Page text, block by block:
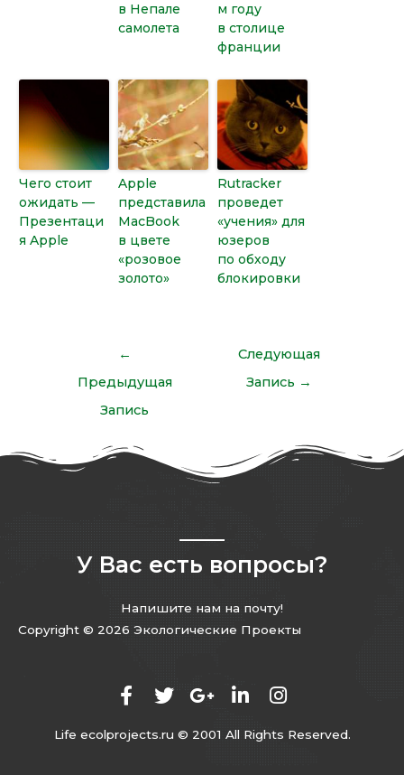
в Непале
самолета
м году
в столице
франции
Чего стоит
ожидать —
Презентаци
я Apple
Apple
представила
MacBook
в цвете
«розовое
золото»
Rutracker
проведет
«учения» для
юзеров
по обходу
блокировки
←
Предыдущая
Запись
Следующая
Запись →
У Вас есть вопросы?
Напишите нам на почту!
Copyright © 2026 Экологические Проекты
Life ecolprojects.ru © 2001 All Rights Reserved.